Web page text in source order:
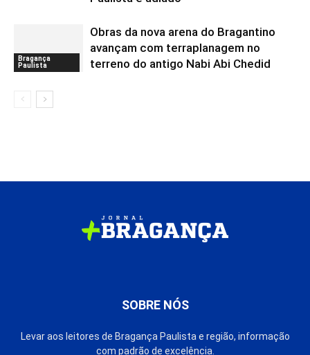
Bragança
Paulista
Obras da nova arena do Bragantino
avançam com terraplanagem no
terreno do antigo Nabi Abi Chedid
SOBRE NÓS
Levar aos leitores de Bragança Paulista e região, informação
com padrão de excelência.